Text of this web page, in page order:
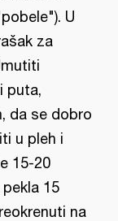
U
za
puta,
da se dobro
u pleh i
15-20
15
na